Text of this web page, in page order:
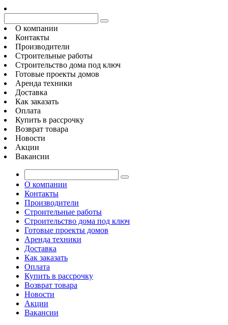
О компании
Контакты
Производители
Строительные работы
Строительство дома под ключ
Готовые проекты домов
Аренда техники
Доставка
Как заказать
Оплата
Купить в рассрочку
Возврат товара
Новости
Акции
Вакансии
О компании
Контакты
Производители
Строительные работы
Строительство дома под ключ
Готовые проекты домов
Аренда техники
Доставка
Как заказать
Оплата
Купить в рассрочку
Возврат товара
Новости
Акции
Вакансии